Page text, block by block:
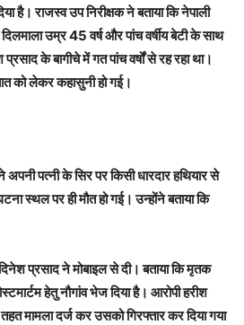
है। राजस्व उप निरीक्षक ने बताया कि नेपाली
उम्र 45 वर्ष और पांच वर्षीय बेटी के साथ
के बागीचे में गत पांच वर्षों से रह रहा था।
को लेकर कहासुनी हो गई।
पत्नी के सिर पर किसी धारदार हथियार से
स्थल पर ही मौत हो गई। उन्होंने बताया कि
प्रसाद ने मोबाइल से दी। बताया कि मृतक
हेतु नौगांव भेज दिया है। आरोपी हरीश
मामला दर्ज कर उसको गिरफ्तार कर दिया गया